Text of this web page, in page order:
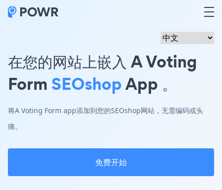
在您的网站上嵌入 A Voting
Form SEOshopApp 。
将A Voting Form app添加到您的SEOshop网站，无需编码或头
痛。
免费开始